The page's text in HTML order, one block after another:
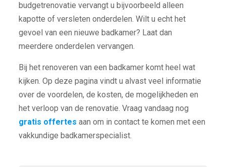
budgetrenovatie vervangt u bijvoorbeeld alleen
kapotte of versleten onderdelen. Wilt u echt het
gevoel van een nieuwe badkamer? Laat dan
meerdere onderdelen vervangen.
Bij het renoveren van een badkamer komt heel wat
kijken. Op deze pagina vindt u alvast veel informatie
over de voordelen, de kosten, de mogelijkheden en
het verloop van de renovatie. Vraag vandaag nog
gratis offertes aan om in contact te komen met een
vakkundige badkamerspecialist.